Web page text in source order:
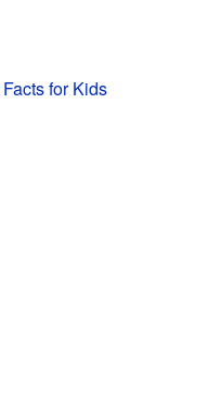
for Kids